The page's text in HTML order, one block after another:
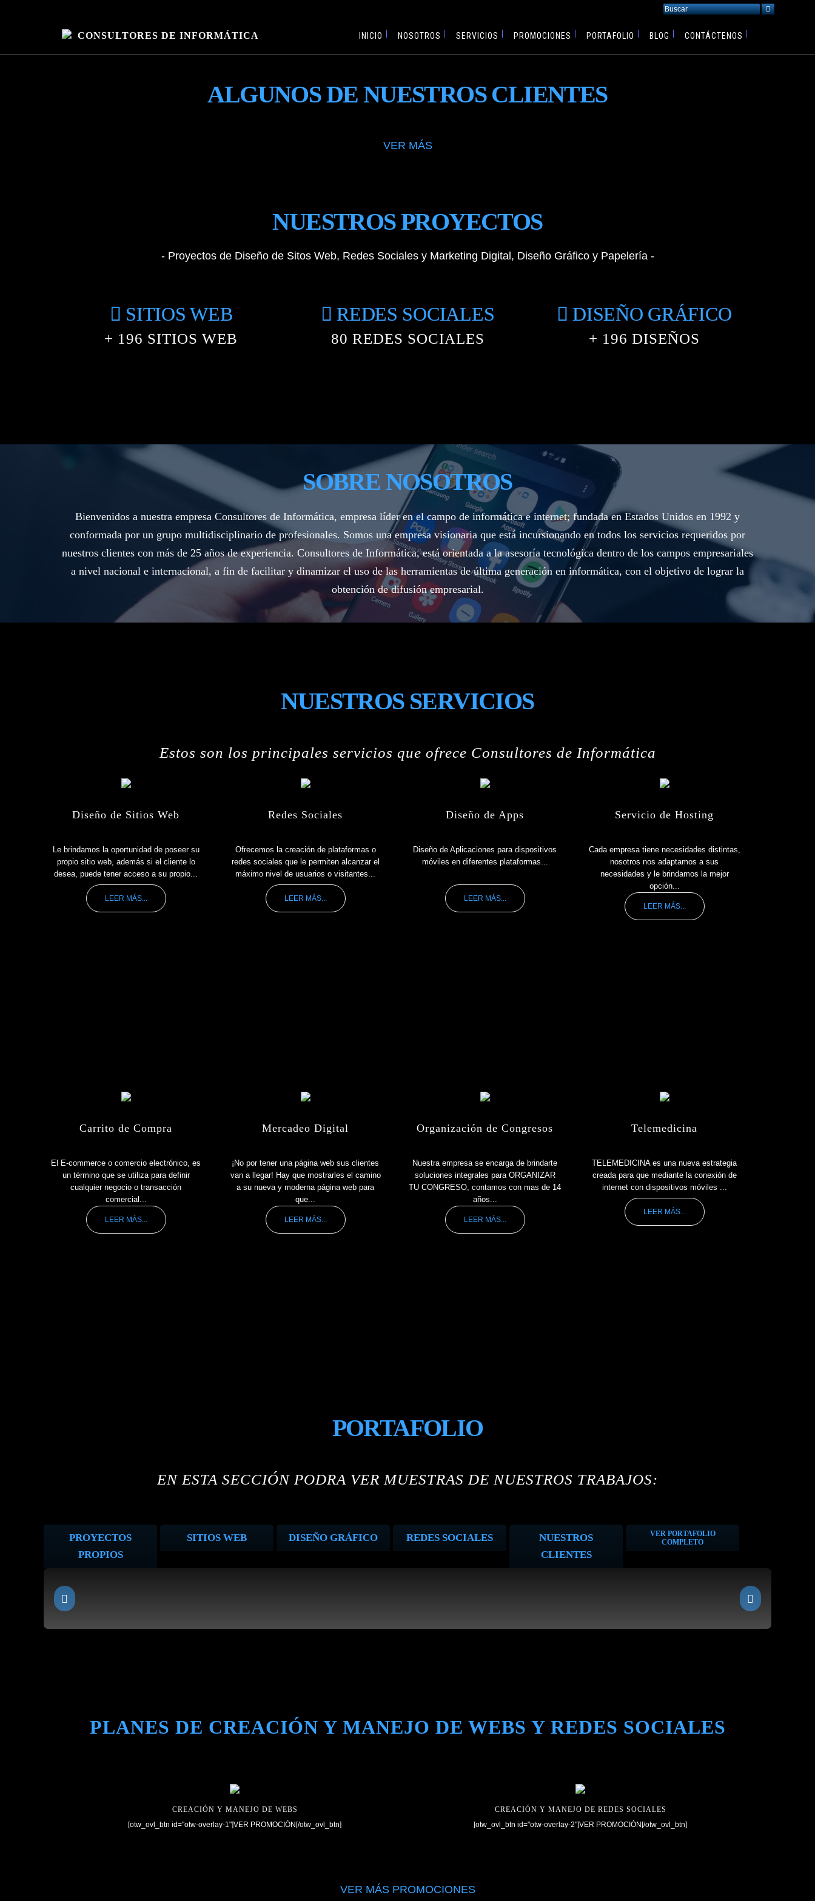
CONSULTORES DE INFORMÁTICA INICIO NOSOTROS SERVICIOS PROMOCIONES PORTAFOLIO BLOG CONTÁCTENOS
ALGUNOS DE NUESTROS CLIENTES
VER MÁS
NUESTROS PROYECTOS
- Proyectos de Diseño de Sitos Web, Redes Sociales y Marketing Digital, Diseño Gráfico y Papelería -
SITIOS WEB
+ 236 SITIOS WEB
REDES SOCIALES
80 REDES SOCIALES
DISEÑO GRÁFICO
+ 236 DISEÑOS
SOBRE NOSOTROS
Bienvenidos a nuestra empresa Consultores de Informática, empresa líder en el campo de informática e internet; fundada en Estados Unidos en 1992 y
conformada por un grupo multidisciplinario de profesionales. Somos una empresa visionaria que está incursionando en todos los servicios requeridos por
nuestros clientes con más de 25 años de experiencia. Consultores de Informática, está orientada a la asesoría tecnológica dentro de los campos empresariales
a nivel nacional e internacional, a fin de facilitar y dinamizar el uso de las herramientas de última generación en informática, con el objetivo de lograr la
obtención de difusión empresarial.
NUESTROS SERVICIOS
Estos son los principales servicios que ofrece Consultores de Informática
Diseño de Sitios Web
Le brindamos la oportunidad de poseer su
propio sitio web, además si el cliente lo
desea, puede tener acceso a su propio...
LEER MÁS...
Redes Sociales
Ofrecemos la creación de plataformas o
redes sociales que le permiten alcanzar el
máximo nivel de usuarios o visitantes...
LEER MÁS...
Diseño de Apps
Diseño de Aplicaciones para dispositivos
móviles en diferentes plataformas...
LEER MÁS...
Servicio de Hosting
Cada empresa tiene necesidades distintas,
nosotros nos adaptamos a sus
necesidades y le brindamos la mejor
opción...
LEER MÁS...
Carrito de Compra
El E-commerce o comercio electrónico, es
un término que se utiliza para definir
cualquier negocio o transacción
comercial...
LEER MÁS...
Mercadeo Digital
¡No por tener una página web sus clientes
van a llegar! Hay que mostrarles el camino
a su nueva y moderna página web para
que...
LEER MÁS...
Organización de Congresos
Nuestra empresa se encarga de brindarte
soluciones integrales para ORGANIZAR
TU CONGRESO, contamos con mas de 14
años...
LEER MÁS...
Telemedicina
TELEMEDICINA es una nueva estrategia
creada para que mediante la conexión de
internet con dispositivos móviles ...
LEER MÁS...
PORTAFOLIO
EN ESTA SECCIÓN PODRA VER MUESTRAS DE NUESTROS TRABAJOS:
PROYECTOS
PROPIOS
SITIOS WEB DISEÑO GRÁFICO REDES SOCIALES
NUESTROS
CLIENTES
VER PORTAFOLIO
COMPLETO
PLANES DE CREACIÓN Y MANEJO DE WEBS Y REDES SOCIALES
CREACIÓN Y MANEJO DE WEBS
[otw_ovl_btn id="otw-overlay-1"]VER PROMOCIÓN[/otw_ovl_btn]
CREACIÓN Y MANEJO DE REDES SOCIALES
[otw_ovl_btn id="otw-overlay-2"]VER PROMOCIÓN[/otw_ovl_btn]
VER MÁS PROMOCIONES